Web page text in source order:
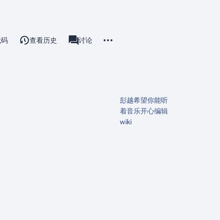
查看历史 associated-pages
分类
讨论
彭越希望你能听
着音乐开心编辑
wiki